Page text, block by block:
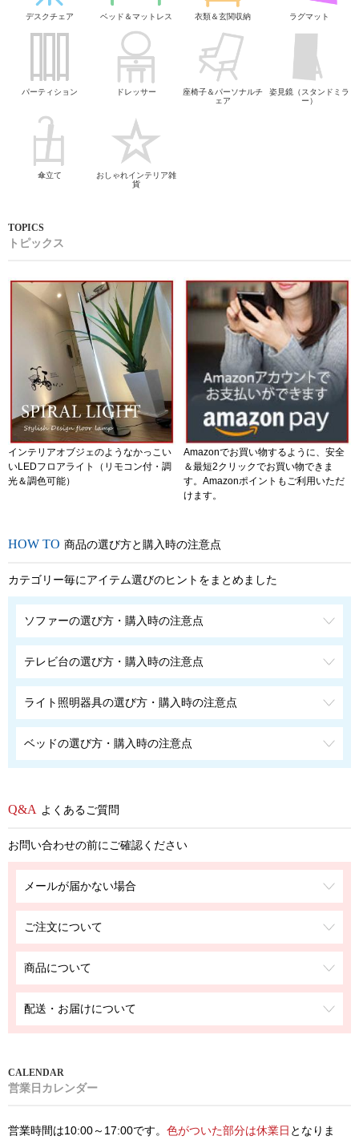
デスクチェア ベッド＆マットレス 衣類＆玄関収納 ラグマット
パーティション ドレッサー
座椅子＆パーソナルチ
ェア
姿見鏡（スタンドミラ
ー）
傘立て
おしゃれインテリア雑
貨
トピックス
インテリアオブジェのようなかっこい
いLEDフロアライト（リモコン付・調
光＆調色可能）
Amazonでお買い物するように、安全
＆最短2クリックでお買い物できま
す。Amazonポイントもご利用いただ
けます。
商品の選び方と購入時の注意点
カテゴリー毎にアイテム選びのヒントをまとめました
ソファーの選び方・購入時の注意点
テレビ台の選び方・購入時の注意点
ライト照明器具の選び方・購入時の注意点
ベッドの選び方・購入時の注意点
よくあるご質問
お問い合わせの前にご確認ください
メールが届かない場合
ご注文について
商品について
配送・お届けについて
営業日カレンダー
営業時間は10:00～17:00です。 色がついた部分は休業日 となりま